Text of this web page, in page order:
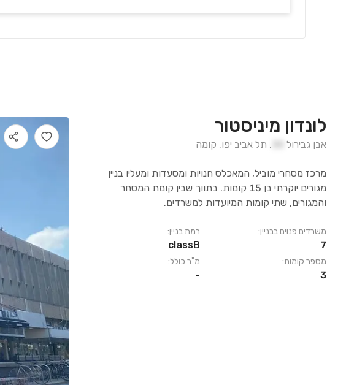
לונדון מיניסטור
אבן גבירול , תל אביב יפו, קומה
מרכז מסחרי מוביל, המאכלס חנויות ומסעדות ומעליו בניין
מגורים יוקרתי בן 15 קומות. בתווך שבין קומת המסחר
והמגורים, שתי קומות המיועדות למשרדים.
משרדים פנוים בבניין:
7
מספר קומות:
3
רמת בניין:
classB
מ"ר כולל:
-